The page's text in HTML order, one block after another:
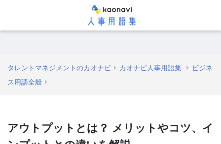
タレントマネジメントのカオナビ カオナビ人事用語集
ビジネ
ス用語全般
アウトプットとは？ メリットやコツ、イ